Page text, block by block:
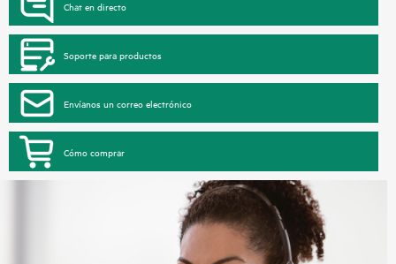
Chat en directo
Soporte para productos
Envíanos un correo electrónico
Cómo comprar